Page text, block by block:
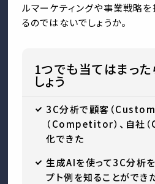
ルマーケティングや事業戦略
るのではないでしょうか。
1つでも当てはまった
しょう
3C分析で顧客（
（Competitor）、自社
化できた
生成AIを使って3C分析
プト例を知ることができ